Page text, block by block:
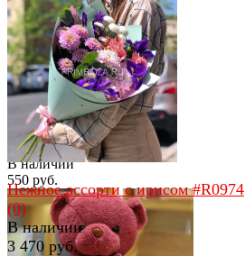
избранное сравнить
Пушистый мини-мишка
(0)
В наличии
550 руб.
избранное сравнить
Нежное ассорти с ирисом #R0974
(0)
В наличии
3 470 руб.